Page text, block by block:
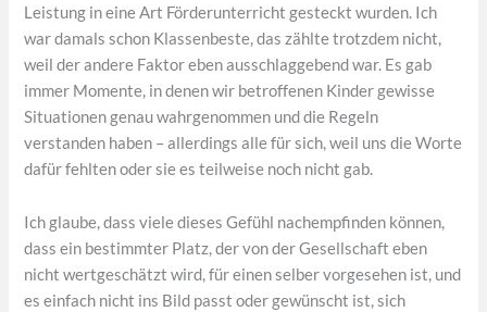
Leistung in eine Art Förderunterricht gesteckt wurden. Ich
war damals schon Klassenbeste, das zählte trotzdem nicht,
weil der andere Faktor eben ausschlaggebend war. Es gab
immer Momente, in denen wir betroffenen Kinder gewisse
Situationen genau wahrgenommen und die Regeln
verstanden haben – allerdings alle für sich, weil uns die Worte
dafür fehlten oder sie es teilweise noch nicht gab.
Ich glaube, dass viele dieses Gefühl nachempfinden können,
dass ein bestimmter Platz, der von der Gesellschaft eben
nicht wertgeschätzt wird, für einen selber vorgesehen ist, und
es einfach nicht ins Bild passt oder gewünscht ist, sich